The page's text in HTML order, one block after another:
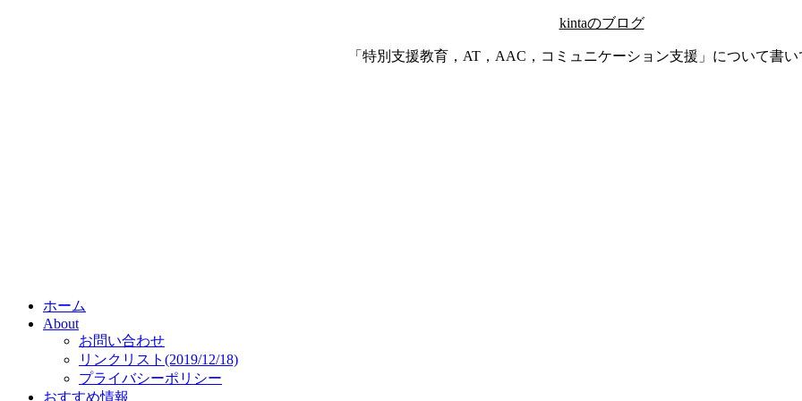
kintaのブログ
「特別支援教育，AT，AAC，コミュニケーション支援」について書
ホーム
About
お問い合わせ
リンクリスト(2019/12/18)
プライバシーポリシー
おすすめ情報